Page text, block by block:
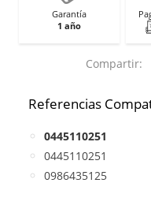
Garantía
1 año
Compartir:
Referencias
0445110251
0445110251
0986435125